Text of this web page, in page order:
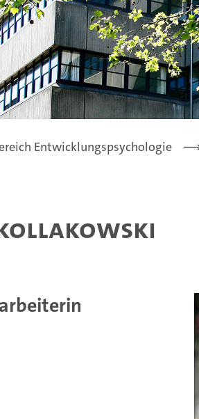
Entwicklungspsychologie